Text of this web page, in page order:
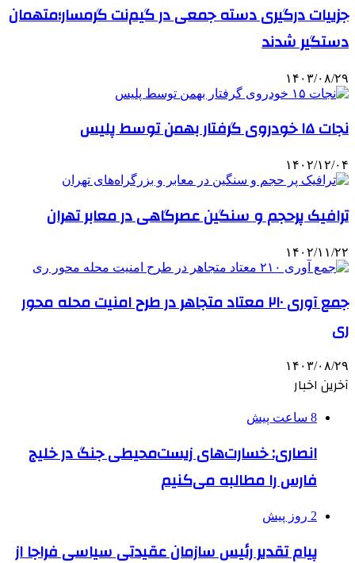
جزییات درگیری دسته جمعی در گیم‌نت گرمسار؛متهمان
دستگیر شدند
۱۴۰۳/۰۸/۲۹
نجات ۱۵ خودروی گرفتار بهمن توسط پلیس
۱۴۰۲/۱۲/۰۴
ترافیک پرحجم و سنگین عصرگاهی در معابر تهران
۱۴۰۲/۱۱/۲۲
جمع آوری ۲۱۰ معتاد متجاهر در طرح امنیت محله محور
ری
۱۴۰۳/۰۸/۲۹
آخرین اخبار
8 ساعت پیش
انصاری: خسارت‌های زیست‌محیطی جنگ در خلیج
فارس را مطالبه‌ می‌کنیم
2 روز پیش
پیام تقدیر رئیس سازمان عقیدتی سیاسی فراجا از